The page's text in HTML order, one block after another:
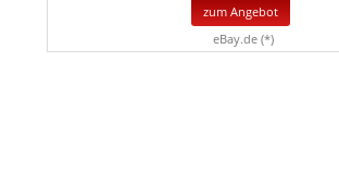
zum Angebot
eBay.de (*)